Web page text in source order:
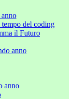
del coding
il Futuro
anno
anno